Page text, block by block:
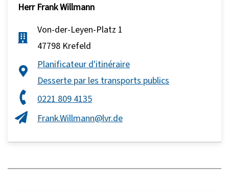
Herr Frank Willmann
Von-der-Leyen-Platz 1
47798 Krefeld
Planificateur d'itinéraire
Desserte par les transports publics
0221 809 4135
Frank.Willmann@lvr.de